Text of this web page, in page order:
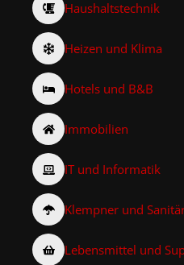
Haushaltstechnik
Heizen und Klima
Hotels und B&B
Immobilien
IT und Informatik
Klempner und
Lebensmittel und